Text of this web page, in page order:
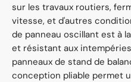
sur les travaux routiers,
vitesse, et d'autres
de panneau oscillant est à
et résistant aux
panneaux de stand de
conception pliable permet